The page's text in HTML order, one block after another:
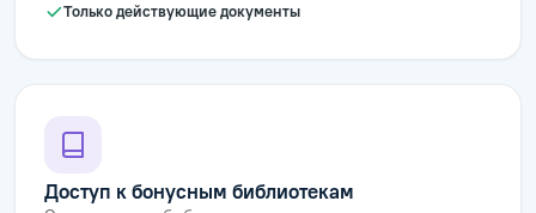
Только действующие документы
Доступ к бонусным библиотекам